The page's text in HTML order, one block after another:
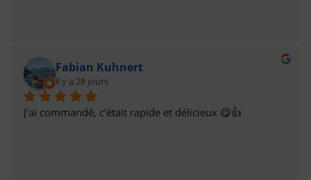
Fabian Kuhnert
il y a 28 jours
J'ai commandé, c'était rapide et délicieux 😋👍